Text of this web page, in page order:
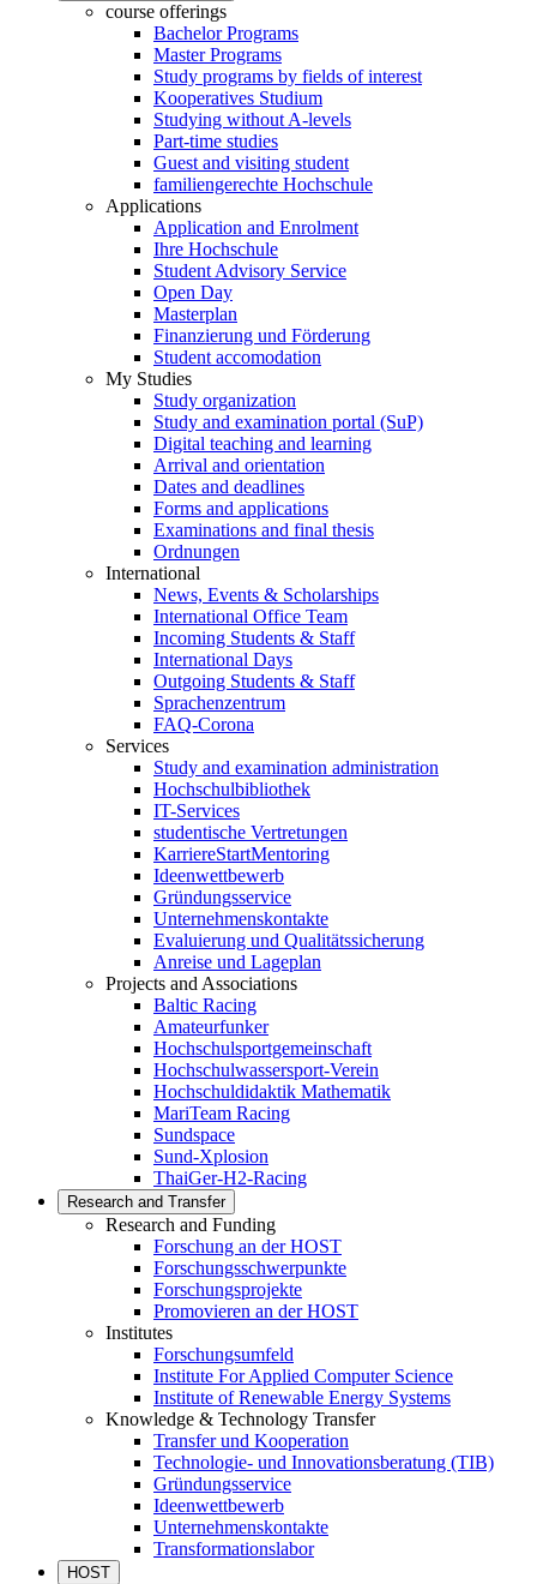
course offerings
Bachelor Programs
Master Programs
Study programs by fields of interest
Kooperatives Studium
Studying without A-levels
Part-time studies
Guest and visiting student
familiengerechte Hochschule
Applications
Application and Enrolment
Ihre Hochschule
Student Advisory Service
Open Day
Masterplan
Finanzierung und Förderung
Student accomodation
My Studies
Study organization
Study and examination portal (SuP)
Digital teaching and learning
Arrival and orientation
Dates and deadlines
Forms and applications
Examinations and final thesis
Ordnungen
International
News, Events & Scholarships
International Office Team
Incoming Students & Staff
International Days
Outgoing Students & Staff
Sprachenzentrum
FAQ-Corona
Services
Study and examination administration
Hochschulbibliothek
IT-Services
studentische Vertretungen
KarriereStartMentoring
Ideenwettbewerb
Gründungsservice
Unternehmenskontakte
Evaluierung und Qualitätssicherung
Anreise und Lageplan
Projects and Associations
Baltic Racing
Amateurfunker
Hochschulsportgemeinschaft
Hochschulwassersport-Verein
Hochschuldidaktik Mathematik
MariTeam Racing
Sundspace
Sund-Xplosion
ThaiGer-H2-Racing
Research and Transfer
Research and Funding
Forschung an der HOST
Forschungsschwerpunkte
Forschungsprojekte
Promovieren an der HOST
Institutes
Forschungsumfeld
Institute For Applied Computer Science
Institute of Renewable Energy Systems
Knowledge & Technology Transfer
Transfer und Kooperation
Technologie- und Innovationsberatung (TIB)
Gründungsservice
Ideenwettbewerb
Unternehmenskontakte
Transformationslabor
HOST